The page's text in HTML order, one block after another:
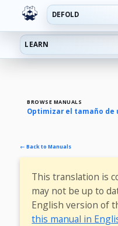
DEFOLD
LEARN
BROWSE MANUALS
Optimizar el tamaño de
← Back to Manuals
This translation is
may not be up to
English version of
this manual in